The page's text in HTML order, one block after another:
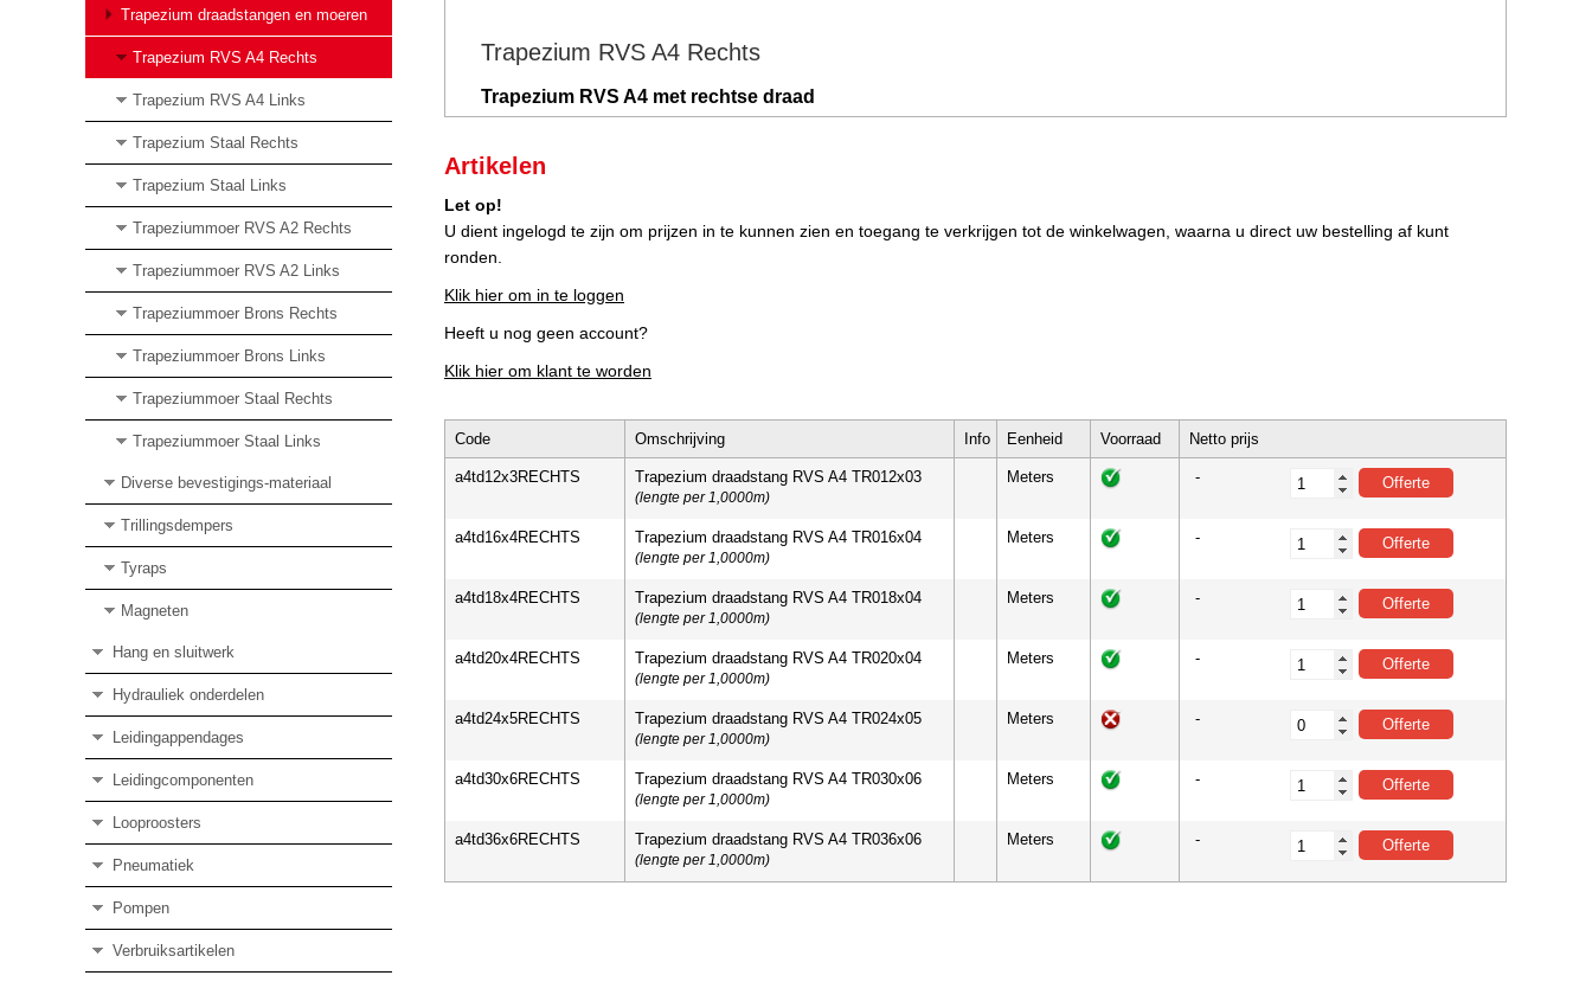
Trapezium draadstangen en moeren
Trapezium RVS A4 Rechts
Trapezium RVS A4 Links
Trapezium Staal Rechts
Trapezium Staal Links
Trapeziummoer RVS A2 Rechts
Trapeziummoer RVS A2 Links
Trapeziummoer Brons Rechts
Trapeziummoer Brons Links
Trapeziummoer Staal Rechts
Trapeziummoer Staal Links
Diverse bevestigings-materiaal
Trillingsdempers
Tyraps
Magneten
Hang en sluitwerk
Hydrauliek onderdelen
Leidingappendages
Leidingcomponenten
Looproosters
Pneumatiek
Pompen
Verbruiksartikelen
Trapezium RVS A4 Rechts
Trapezium RVS A4 met rechtse draad
Artikelen
Let op!
U dient ingelogd te zijn om prijzen in te kunnen zien en toegang te verkrijgen tot de winkelwagen, waarna u direct uw bestelling af kunt
ronden.
Klik hier om in te loggen
Heeft u nog geen account?
Klik hier om klant te worden
Code Omschrijving Info Eenheid Voorraad Netto prijs
a4td12x3RECHTS Trapezium draadstang RVS A4 TR012x03
(lengte per 1,0000m)
Meters -
a4td16x4RECHTS Trapezium draadstang RVS A4 TR016x04
(lengte per 1,0000m)
Meters -
a4td18x4RECHTS Trapezium draadstang RVS A4 TR018x04
(lengte per 1,0000m)
Meters -
a4td20x4RECHTS Trapezium draadstang RVS A4 TR020x04
(lengte per 1,0000m)
Meters -
a4td24x5RECHTS Trapezium draadstang RVS A4 TR024x05
(lengte per 1,0000m)
Meters -
a4td30x6RECHTS Trapezium draadstang RVS A4 TR030x06
(lengte per 1,0000m)
Meters -
a4td36x6RECHTS Trapezium draadstang RVS A4 TR036x06
(lengte per 1,0000m)
Meters -